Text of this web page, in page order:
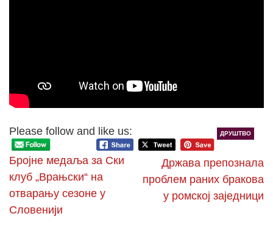
Please follow and like us: ДРУШТВО
Бројне медаља за Ски
клуб „Врањски“ на
отварању сезоне у
Словенији
Држава препознала
проблем раних бракова
у ромској заједници